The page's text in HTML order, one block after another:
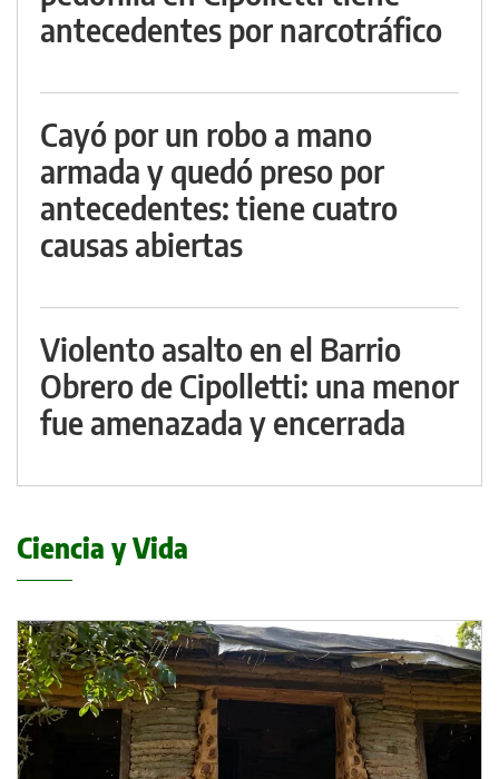
antecedentes por narcotráfico
Cayó por un robo a mano
armada y quedó preso por
antecedentes: tiene cuatro
causas abiertas
Violento asalto en el Barrio
Obrero de Cipolletti: una menor
fue amenazada y encerrada
Ciencia y Vida